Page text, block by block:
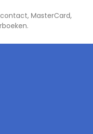
MasterCard,